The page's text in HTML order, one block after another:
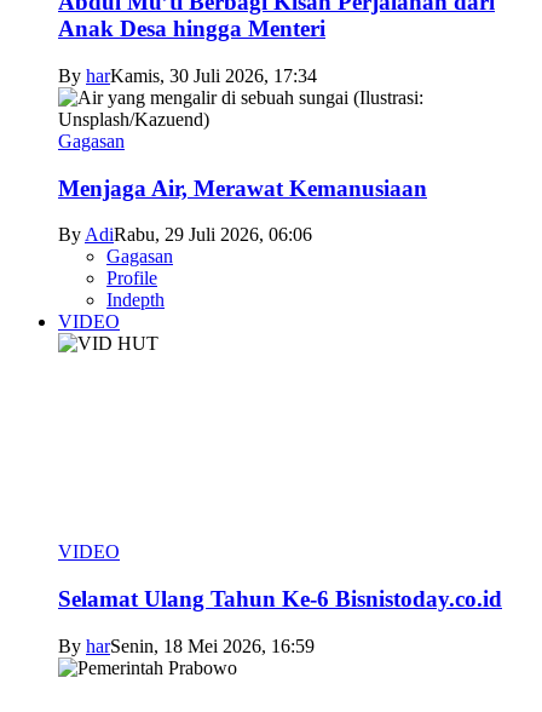
Anak Desa hingga Menteri
By harKamis, 30 Juli 2026, 17:34
Gagasan
Menjaga Air, Merawat Kemanusiaan
ByAdiRabu, 29 Juli 2026, 06:06
Gagasan
Profile
Indepth
VIDEO
VIDEO
Selamat Ulang Tahun Ke-6 Bisnistoday.co.id
By harSenin, 18 Mei 2026, 16:59